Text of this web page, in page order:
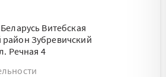
Витебская
Зубревичский
Речная 4